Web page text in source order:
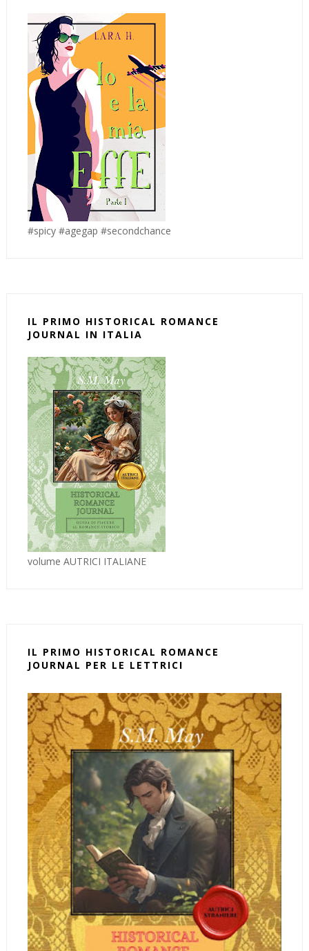
#spicy #agegap #secondchance
IL PRIMO HISTORICAL ROMANCE
JOURNAL IN ITALIA
volume AUTRICI ITALIANE
IL PRIMO HISTORICAL ROMANCE
JOURNAL PER LE LETTRICI